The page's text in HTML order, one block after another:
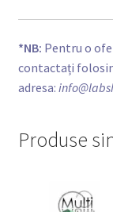
*NB: Pentru o
contactați
adresa:
Produse